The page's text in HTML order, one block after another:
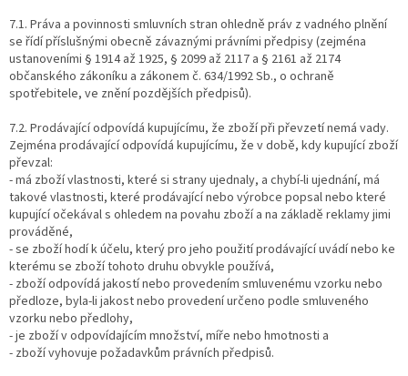
7.1. Práva a povinnosti smluvních stran ohledně práv z vadného plnění
se řídí příslušnými obecně závaznými právními předpisy (zejména
ustanoveními § 1914 až 1925, § 2099 až 2117 a § 2161 až 2174
občanského zákoníku a zákonem č. 634/1992 Sb., o ochraně
spotřebitele, ve znění pozdějších předpisů).
7.2. Prodávající odpovídá kupujícímu, že zboží při převzetí nemá vady.
Zejména prodávající odpovídá kupujícímu, že v době, kdy kupující zboží
převzal:
- má zboží vlastnosti, které si strany ujednaly, a chybí-li ujednání, má
takové vlastnosti, které prodávající nebo výrobce popsal nebo které
kupující očekával s ohledem na povahu zboží a na základě reklamy jimi
prováděné,
- se zboží hodí k účelu, který pro jeho použití prodávající uvádí nebo ke
kterému se zboží tohoto druhu obvykle používá,
- zboží odpovídá jakostí nebo provedením smluvenému vzorku nebo
předloze, byla-li jakost nebo provedení určeno podle smluveného
vzorku nebo předlohy,
- je zboží v odpovídajícím množství, míře nebo hmotnosti a
- zboží vyhovuje požadavkům právních předpisů.